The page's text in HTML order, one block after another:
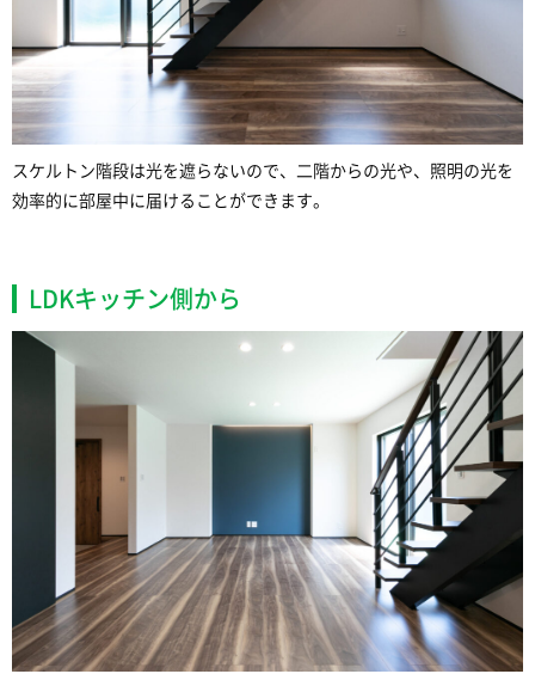
スケルトン階段は光を遮らないので、二階からの光や、照明の光を
効率的に部屋中に届けることができます。
LDKキッチン側から